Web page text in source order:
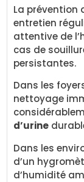
La prévention
entretien
attentive de
cas de
persistantes.
Dans les
nettoyage
d’urine
Dans les
d’un
d’humidité